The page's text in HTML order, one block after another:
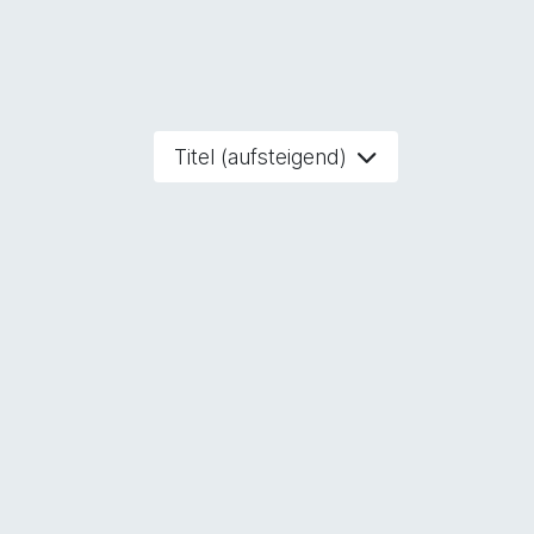
Titel (aufsteigend)